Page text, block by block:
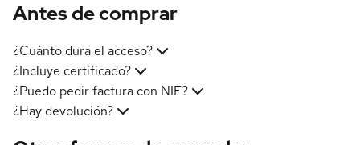
Antes de comprar
¿Cuánto dura el acceso?
¿Incluye certificado?
¿Puedo pedir factura con NIF?
¿Hay devolución?